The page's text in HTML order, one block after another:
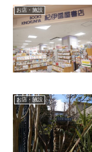
お店・施設
お店・施設